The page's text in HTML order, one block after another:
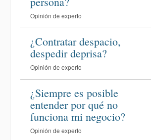
Opinión de experto
¿Contratar despacio,
despedir deprisa?
Opinión de experto
¿Siempre es posible
entender por qué no
funciona mi negocio?
Opinión de experto